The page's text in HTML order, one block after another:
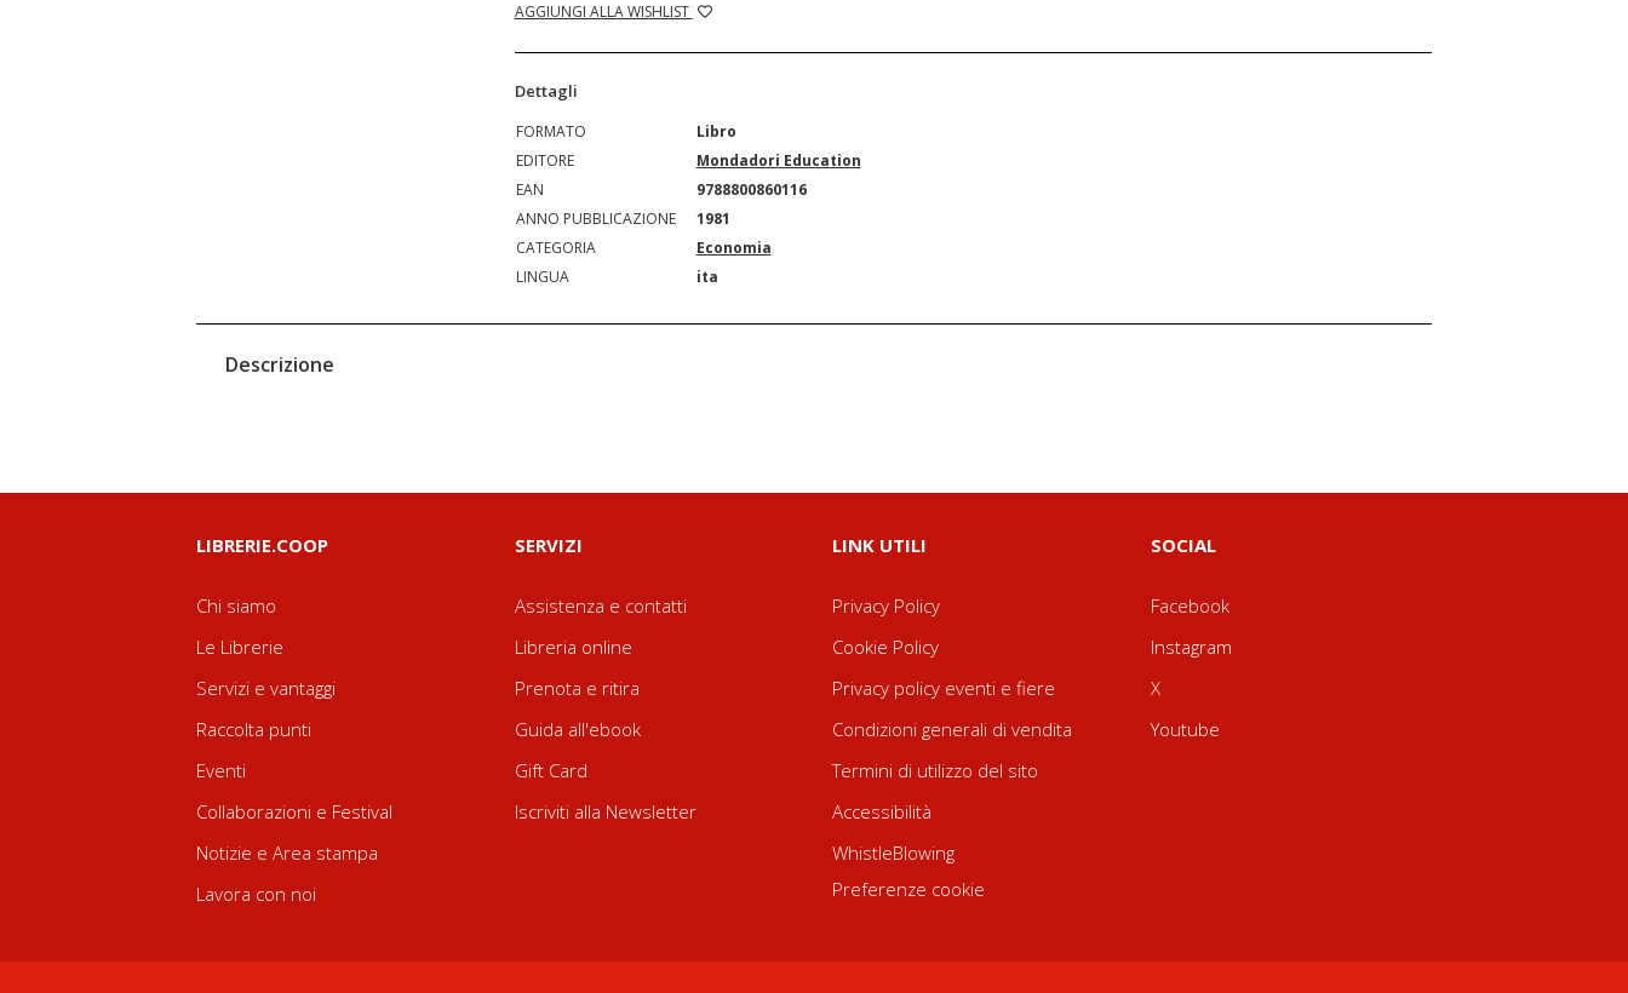
AGGIUNGI ALLA WISHLIST
Dettagli
FORMATO
Libro
EDITORE
Mondadori Education
EAN
9788800860116
ANNO PUBBLICAZIONE
1981
CATEGORIA
Economia
LINGUA
ita
Descrizione
LIBRERIE.COOP
Chi siamo
Le Librerie
Servizi e vantaggi
Raccolta punti
Eventi
Collaborazioni e Festival
Notizie e Area stampa
Lavora con noi
SERVIZI
Assistenza e contatti
Libreria online
Prenota e ritira
Guida all'ebook
Gift Card
Iscriviti alla Newsletter
LINK UTILI
Privacy Policy
Cookie Policy
Privacy policy eventi e fiere
Condizioni generali di vendita
Termini di utilizzo del sito
Accessibilità
WhistleBlowing
Preferenze cookie
SOCIAL
Facebook
Instagram
X
Youtube